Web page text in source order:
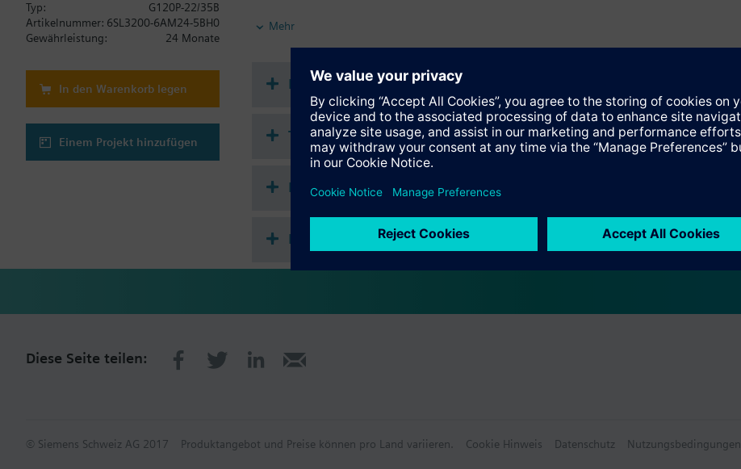
Zusatz Info
Die Einbautiefe erhöht sich mit BOP-2 bzw. der Blindabdeckung um 5 mm und mit IOP um 15 mm.
Mehr
Typ:
G120P-22/35B
Artikelnummer: 6SL3200-6AM24-5BH0
Gewährleistung:
24 Monate
In den Warenkorb legen
Einem Projekt hinzufügen
Dokumente
Technische Daten
Mehrfach wählbares Zubehör
Passende Front Module
Diese Seite teilen:
© Siemens Schweiz AG 2017 Produktangebot und Preise können pro Land variieren. Cookie Hinweis Datenschutz Nutzungsbedingungen